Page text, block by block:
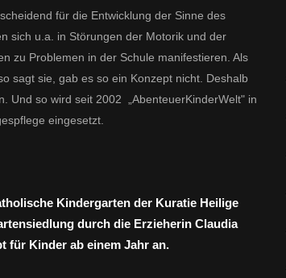
für die Entwicklung der Sinne des
sich u.a. in Störungen der Motorik und der
zu Problemen in der Schule manifestieren. Als
sagt sie, gab es so ein Konzept nicht. Deshalb
Und so wird seit 2002 „AbenteuerKinderWelt" in
eingesetzt.
Kindergarten der Kuratie Heilige
durch die Erzieherin Claudia
für Kinder ab einem Jahr an.